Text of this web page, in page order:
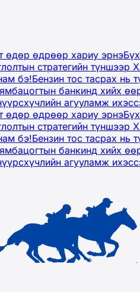
өдөр өдрөөр хариу эрнэ
стратегийн
бэ!Бензин тос тасрах
банкинд хийх
агууламж
өдөр өдрөөр хариу эрнэ
стратегийн
бэ!Бензин тос тасрах
банкинд хийх
агууламж